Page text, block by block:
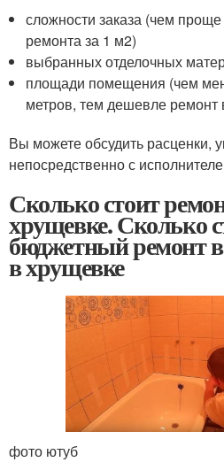
сложности заказа (чем
ремонта за 1 м2)
выбранных отделочных
площади помещения (чем
метров, тем дешевле ремонт
Вы можете обсудить расценки,
непосредственно с
Сколько стоит
хрущевке. Сколько
бюджетный ремонт
в хрущевке
фото ютуб